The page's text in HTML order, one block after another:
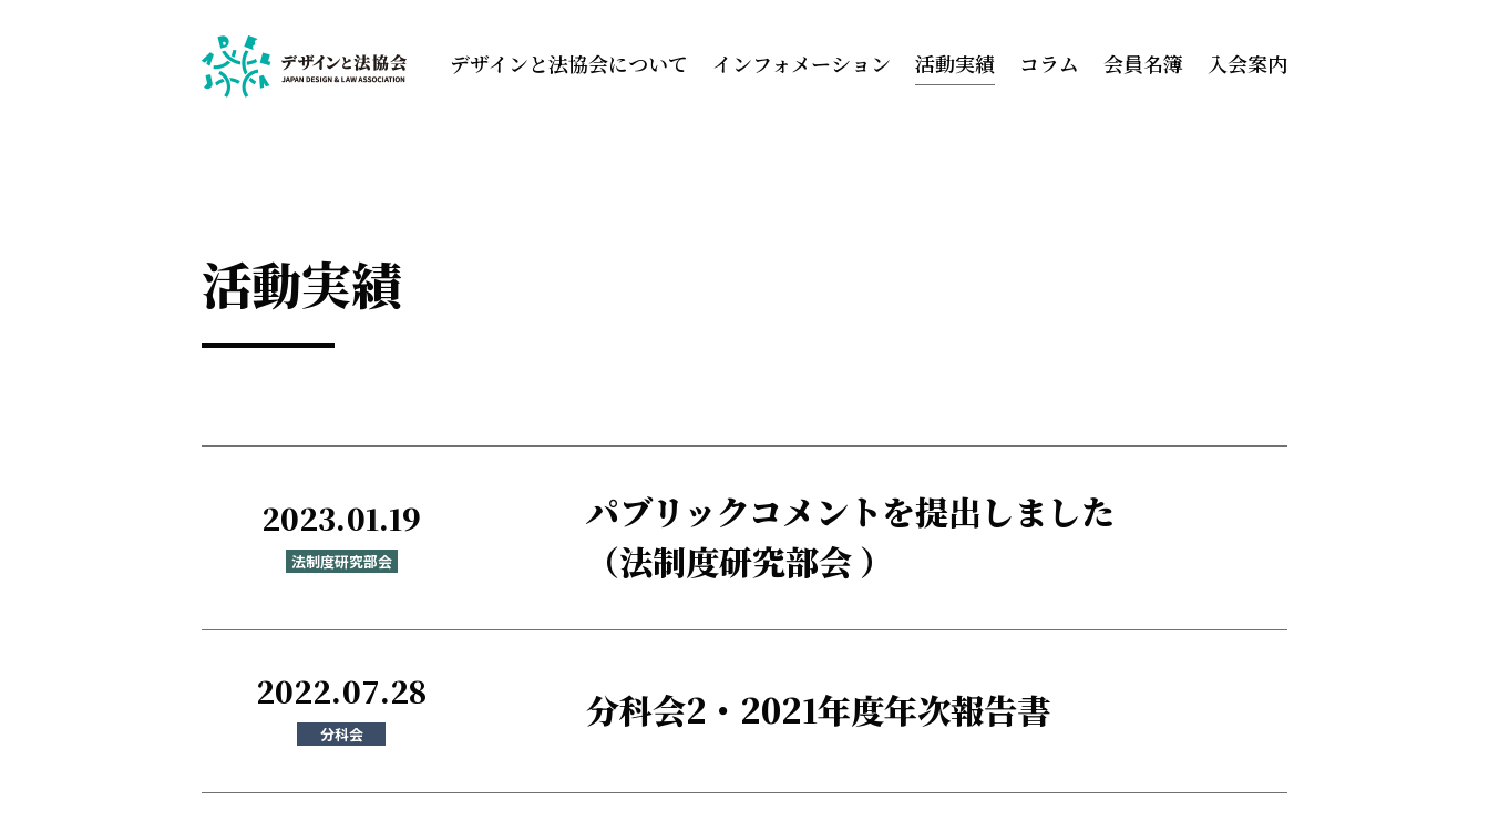
デザインと法協会について インフォメーション 活動実績 コラム 会員名簿 入会案内
活動実績
2023.01.19
法制度研究部会
パブリックコメントを提出しました
（法制度研究部会 ）
2022.07.28
分科会
分科会2・2021年度年次報告書